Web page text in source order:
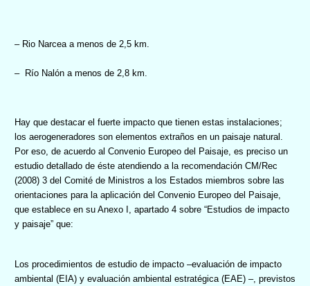
– Rio Narcea a menos de 2,5 km.
– Río Nalón a menos de 2,8 km.
Hay que destacar el fuerte impacto que tienen estas instalaciones;
los aerogeneradores son elementos extraños en un paisaje natural.
Por eso, de acuerdo al Convenio Europeo del Paisaje, es preciso un
estudio detallado de éste atendiendo a la recomendación CM/Rec
(2008) 3 del Comité de Ministros a los Estados miembros sobre las
orientaciones para la aplicación del Convenio Europeo del Paisaje,
que establece en su Anexo I, apartado 4 sobre “Estudios de impacto
y paisaje” que:
Los procedimientos de estudio de impacto –evaluación de impacto
ambiental (EIA) y evaluación ambiental estratégica (EAE) –, previstos